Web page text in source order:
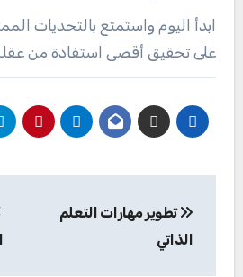
ابدأ اليوم واستمتع بالتحديات
على تحقيق أقصى استفادة من
المقالات
تطوير مهارات التعلم
الذاتي